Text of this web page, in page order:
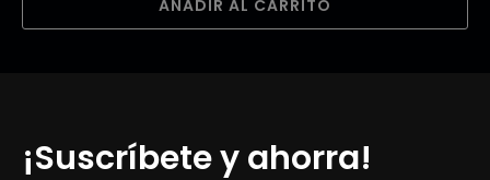
AÑADIR AL CARRITO
¡Suscríbete y ahorra!